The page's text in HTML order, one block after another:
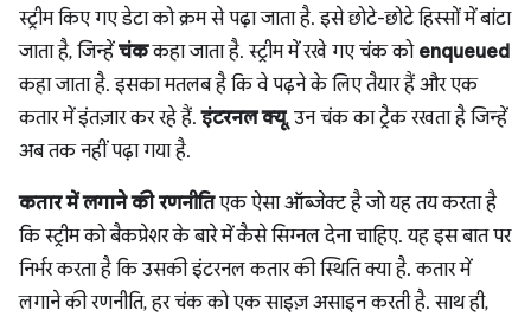
स्ट्रीम किए गए डेटा को क्रम से पढ़ा जाता है. इसे छोटे-छोटे हिस्सों में बांटा
जाता है, जिन्हें चंककहा जाता है. स्ट्रीम में रखे गए चंक को enqueued
कहा जाता है. इसका मतलब है कि वे पढ़ने के लिए तैयार हैं और एक
कतार में इंतज़ार कर रहे हैं.इंटरनल क्यू, उन चंक का ट्रैक रखता है जिन्हें
अब तक नहीं पढ़ा गया है.
कतार में लगाने की रणनीतिएक ऐसा ऑब्जेक्ट है जो यह तय करता है
कि स्ट्रीम को बैकप्रेशर के बारे में कैसे सिग्नल देना चाहिए. यह इस बात पर
निर्भर करता है कि उसकी इंटरनल कतार की स्थिति क्या है. कतार में
लगाने की रणनीति, हर चंक को एक साइज़ असाइन करती है. साथ ही,